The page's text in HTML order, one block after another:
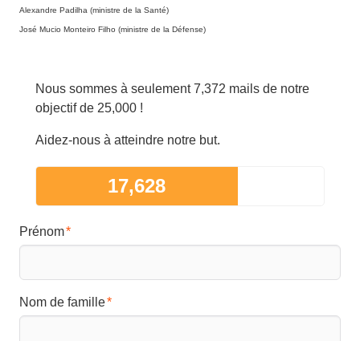
Alexandre Padilha (ministre de la Santé)
José Mucio Monteiro Filho (ministre de la Défense)
Nous sommes à seulement 7,372 mails de notre
objectif de 25,000 !
Aidez-nous à atteindre notre but.
17,628
Prénom
Nom de famille